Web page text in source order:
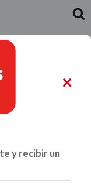
familiares
×
y recibir un